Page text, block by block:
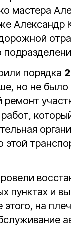
мастера
Александр
порядка
но не
этой
пунктах и
этого, на